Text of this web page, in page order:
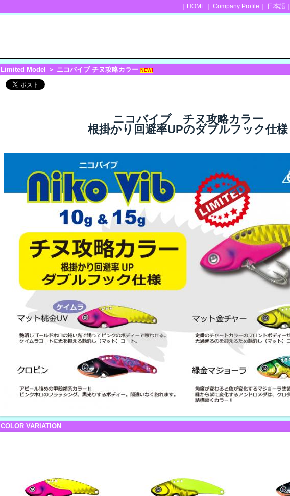
｜ HOME ｜ Company Profile ｜ 日本語 ｜
Limited Model ＞ ニコバイブ チヌ攻略カラー NEW!
ニコバイブ チヌ攻略カラー
根掛かり回避率UPのダブルフック仕様
COLOR VARIATION